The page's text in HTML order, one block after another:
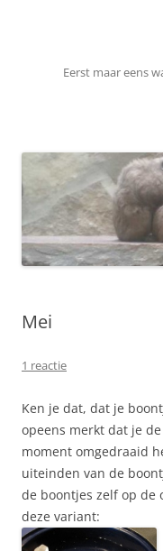
Eerst maar eens
Mei
1 reactie
Ken je dat, dat je
opeens merkt dat je
moment omgedraaid
uiteinden van de
de boontjes zelf op de
deze variant: